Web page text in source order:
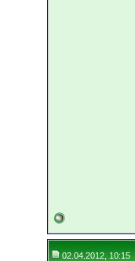
02.04.2012, 10:15